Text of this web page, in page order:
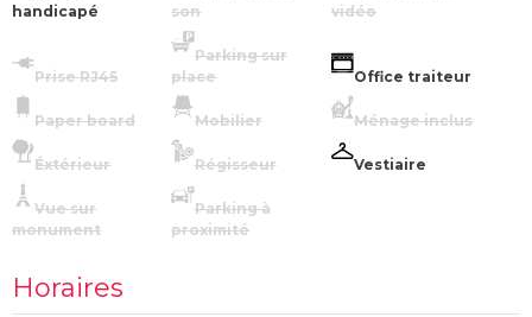
handicapé
son
vidéo
Prise RJ45
Parking sur
place
Office traiteur
Paper board Mobilier Ménage inclus
Éxtérieur Régisseur Vestiaire
Vue sur
monument
Parking à
proximité
Horaires